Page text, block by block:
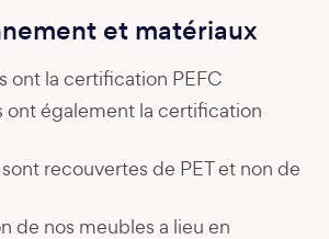
et matériaux
ont la certification PEFC
ont également la certification
recouvertes de PET et non de
de nos meubles a lieu en